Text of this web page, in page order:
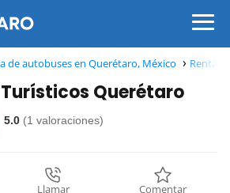
de autobuses en Querétaro, México Renta
Querétaro
5.0 (1 valoraciones)
Llamar Comentar